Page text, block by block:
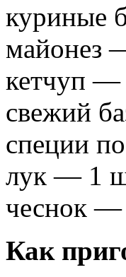
куриные
майонез
кетчуп —
свежий
специи
лук — 1
чеснок —
Как